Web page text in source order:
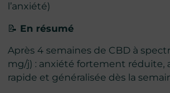
l’anxiété)
📝 En résumé
Après 4 semaines de CBD à
mg/j) : anxiété fortement réduite,
rapide et généralisée dès la